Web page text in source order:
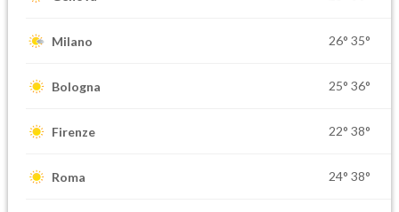
Milano 26° 35°
Bologna 25° 36°
Firenze 22° 38°
Roma 24° 38°